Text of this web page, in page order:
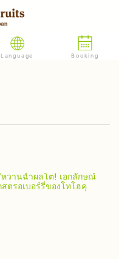
Language Booking
หวานฉ่ำผลโต! เอกลักษณ์
สตรอเบอร์รี่ของโทโฮคุ